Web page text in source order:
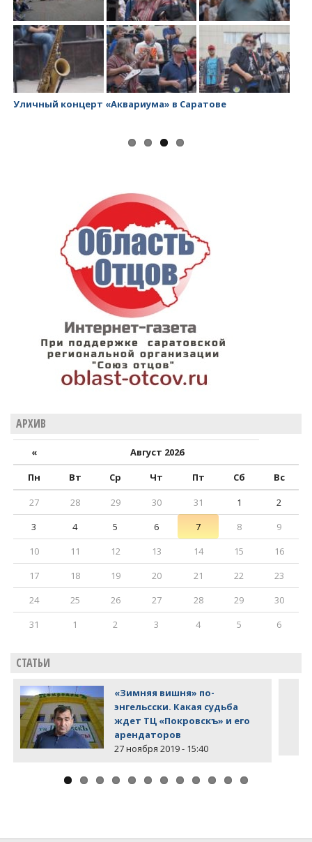
Уличный концерт «Аквариума» в Саратове
АРХИВ
«
Август 2026
Пн
Вт Ср Чт Пт Сб
Вс
27
28 29 30 31 1
2
3
4 5 6 7 8
9
10
11 12 13 14 15
16
17
18 19 20 21 22
23
24
25 26 27 28 29
30
31
1 2 3 4 5 6
СТАТЬИ
«Зимняя вишня» по-
энгельсски. Какая судьба
ждет ТЦ «Покровскъ» и его
арендаторов
27 ноября 2019 - 15:40